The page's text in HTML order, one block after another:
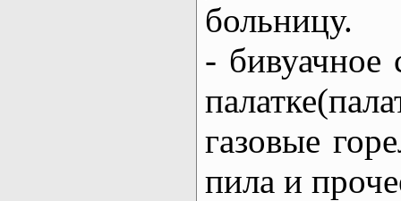
больницу.
- бивуачное
газовые
пила и